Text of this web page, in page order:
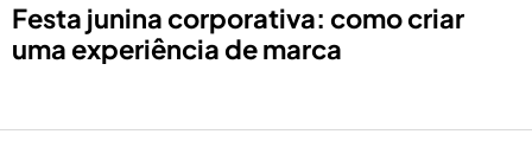
Festa junina corporativa: como criar
uma experiência de marca